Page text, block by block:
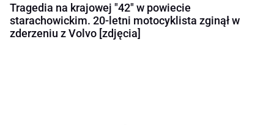
Tragedia na krajowej "42" w powiecie
starachowickim. 20-letni motocyklista zginął w
zderzeniu z Volvo [zdjęcia]